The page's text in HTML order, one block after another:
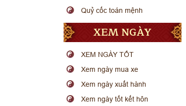
Quỷ cốc toán mệnh
XEM NGÀY
XEM NGÀY TỐT
Xem ngày mua xe
Xem ngày xuất hành
Xem ngày tốt kết hôn